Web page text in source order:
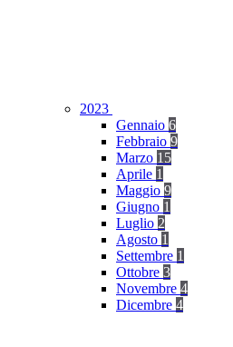
2023
Gennaio 6
Febbraio 9
Marzo 15
Aprile 1
Maggio 9
Giugno 1
Luglio 2
Agosto 1
Settembre 1
Ottobre 3
Novembre 4
Dicembre 4